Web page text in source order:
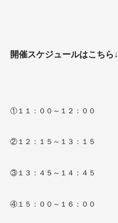
開催スケジュールはこちら↓
①１１：００～１２：００
②１２：１５～１３：１５
③１３：４５～１４：４５
④１５：００～１６：００